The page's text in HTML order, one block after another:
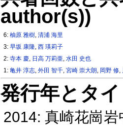
author(s))
6:柚原 雅樹,清浦 海里
3:早坂 康隆,西 瑛莉子
2:寺本 慶, 日高 万莉亜,水田 史也
1:亀井 淳志,外田 智千,宮崎 崇大朗, 岡野 修,
発行年とタ
2014: 真崎花崗